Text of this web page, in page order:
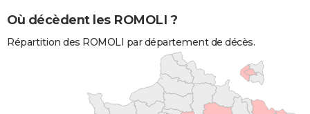
Où décèdent les ROMOLI ?
Répartition des ROMOLI par département de décès.